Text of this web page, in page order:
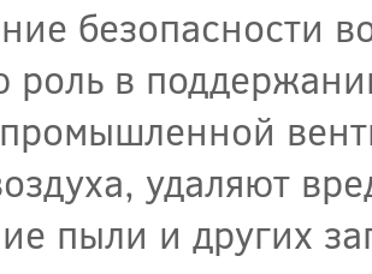
безопасности
роль в
удаляют
пыли и других